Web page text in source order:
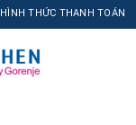
HÌNH THỨC THANH TOÁN